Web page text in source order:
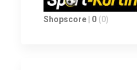
Shopscore | 0 (0)